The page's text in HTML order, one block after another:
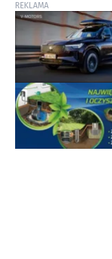
REKLAMA